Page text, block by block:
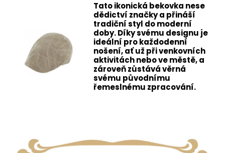
Tato ikonická bekovka nese
dědictví značky a přináší
tradiční styl do moderní
doby. Díky svému designu je
ideální pro každodenní
nošení, ať už při venkovních
aktivitách nebo ve městě, a
zároveň zůstává věrná
svému původnímu
řemeslnému zpracování.